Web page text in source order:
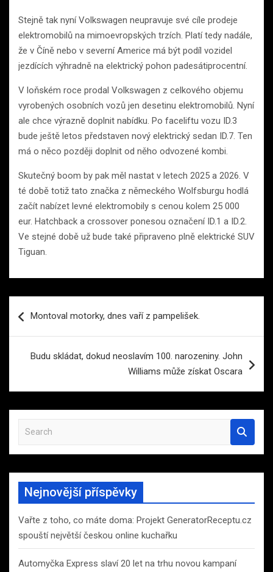
Stejně tak nyní Volkswagen neupravuje své cíle prodeje
elektromobilů na mimoevropských trzích. Platí tedy nadále,
že v Číně nebo v severní Americe má být podíl vozidel
jezdících výhradně na elektrický pohon padesátiprocentní.
V loňském roce prodal Volkswagen z celkového objemu
vyrobených osobních vozů jen desetinu elektromobilů. Nyní
ale chce výrazně doplnit nabídku. Po faceliftu vozu ID.3
bude ještě letos představen nový elektrický sedan ID.7. Ten
má o něco později doplnit od něho odvozené kombi.
Skutečný boom by pak měl nastat v letech 2025 a 2026. V
té době totiž tato značka z německého Wolfsburgu hodlá
začít nabízet levné elektromobily s cenou kolem 25 000
eur. Hatchback a crossover ponesou označení ID.1 a ID.2.
Ve stejné době už bude také připraveno plně elektrické SUV
Tiguan.
proMontoval motorky, dnes vaří z pampelišek.
Budu skládat, dokud neoslavím 100. narozeniny. John
Williams může získat Oscara
a
r
h
Nejnovější příspěvky
Vařte z toho, co máte doma: Projekt GeneratorReceptu.cz
spouští největší českou online kuchařku
Automyčka Express slaví 20 let na trhu novou kampaní